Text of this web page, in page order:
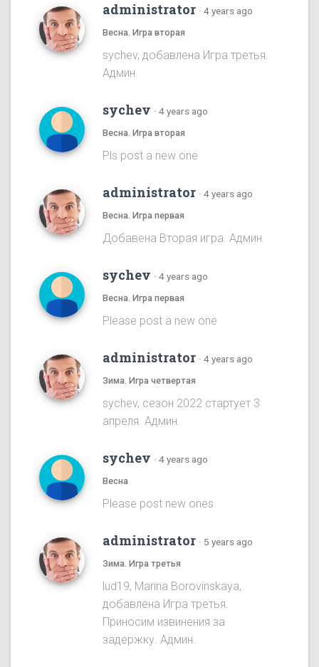
administrator · 4 years ago
Весна. Игра вторая
sychev, добавлена Игра третья.
Админ.
sychev · 4 years ago
Весна. Игра вторая
Pls post a new one
administrator · 4 years ago
Весна. Игра первая
Добавена Вторая игра. Админ.
sychev · 4 years ago
Весна. Игра первая
Please post a new one
administrator · 4 years ago
Зима. Игра четвертая
sychev, сезон 2022 стартует 3
апреля. Админ.
sychev · 4 years ago
Весна
Please post new ones
administrator · 5 years ago
Зима. Игра третья
lud19, Marina Borovinskaya,
добавлена Игра третья.
Приносим извинения за
задержку. Админ.